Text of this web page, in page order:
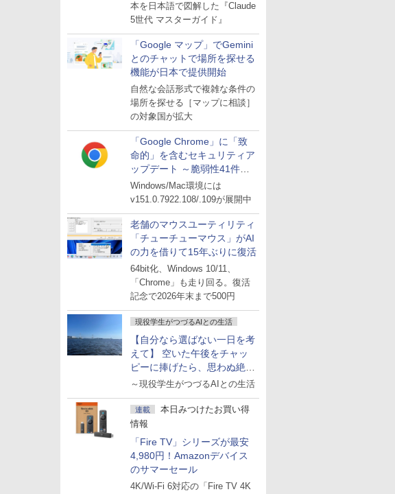
本を日本語で図解した『Claude
5世代 マスターガイド』
「Google マップ」でGemini
とのチャットで場所を探せる
機能が日本で提供開始
自然な会話形式で複雑な条件の
場所を探せる［マップに相談］
の対象国が拡大
「Google Chrome」に「致
命的」を含むセキュリティア
ップデート ～脆弱性41件に
対処
Windows/Mac環境には
v151.0.7922.108/.109が展開中
老舗のマウスユーティリティ
「チューチューマウス」がAI
の力を借りて15年ぶりに復活
64bit化、Windows 10/11、
「Chrome」も走り回る。復活
記念で2026年末まで500円
現役学生がつづるAIとの生活
【自分なら選ばない一日を考
えて】 空いた午後をチャッ
ピーに捧げたら、思わぬ絶景
に出会った話
～現役学生がつづるAIとの生活
連載
本日みつけたお買い得
情報
「Fire TV」シリーズが最安
4,980円！Amazonデバイス
のサマーセール
4K/Wi-Fi 6対応の「Fire TV 4K